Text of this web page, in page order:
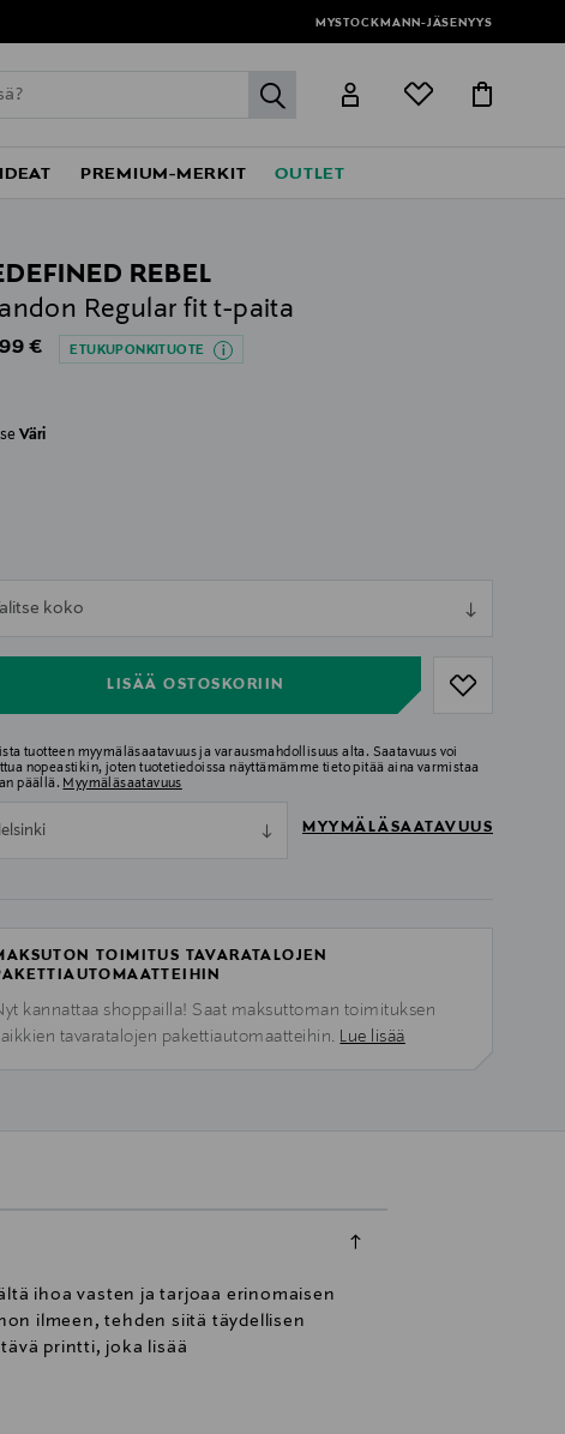
MYSTOCKMANN-JÄSENYYS
label.header.go
PREMIUM-MERKIT OUTLET
REBEL
Regular fit t-paita
Price
€ ETUKUPONKITUOTE
Väri
koko
LISÄÄ OSTOSKORIIN
tuotteen myymäläsaatavuus ja varausmahdollisuus alta. Saatavuus voi
nopeastikin, joten tuotetiedoissa näyttämämme tieto pitää aina varmistaa
päällä. Myymäläsaatavuus
MYYMÄLÄSAATAVUUS
TOIMITUS TAVARATALOJEN
kannattaa shoppailla! Saat maksuttoman toimituksen
tavaratalojen pakettiautomaatteihin. Lue lisää
ihoa vasten ja tarjoaa erinomaisen
ilmeen, tehden siitä täydellisen
printti, joka lisää